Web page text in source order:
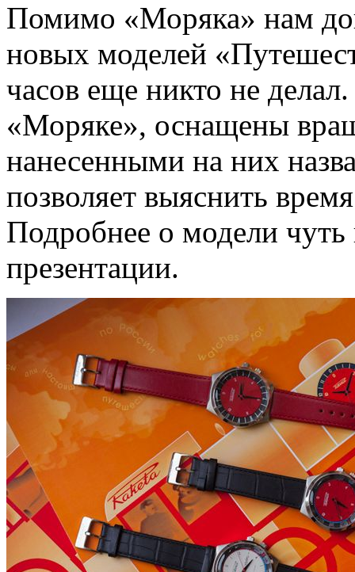
Помимо «Моряка» нам
новых моделей
часов еще никто не
«Моряке», оснащены
нанесенными на них
позволяет выяснить
Подробнее о модели
презентации.